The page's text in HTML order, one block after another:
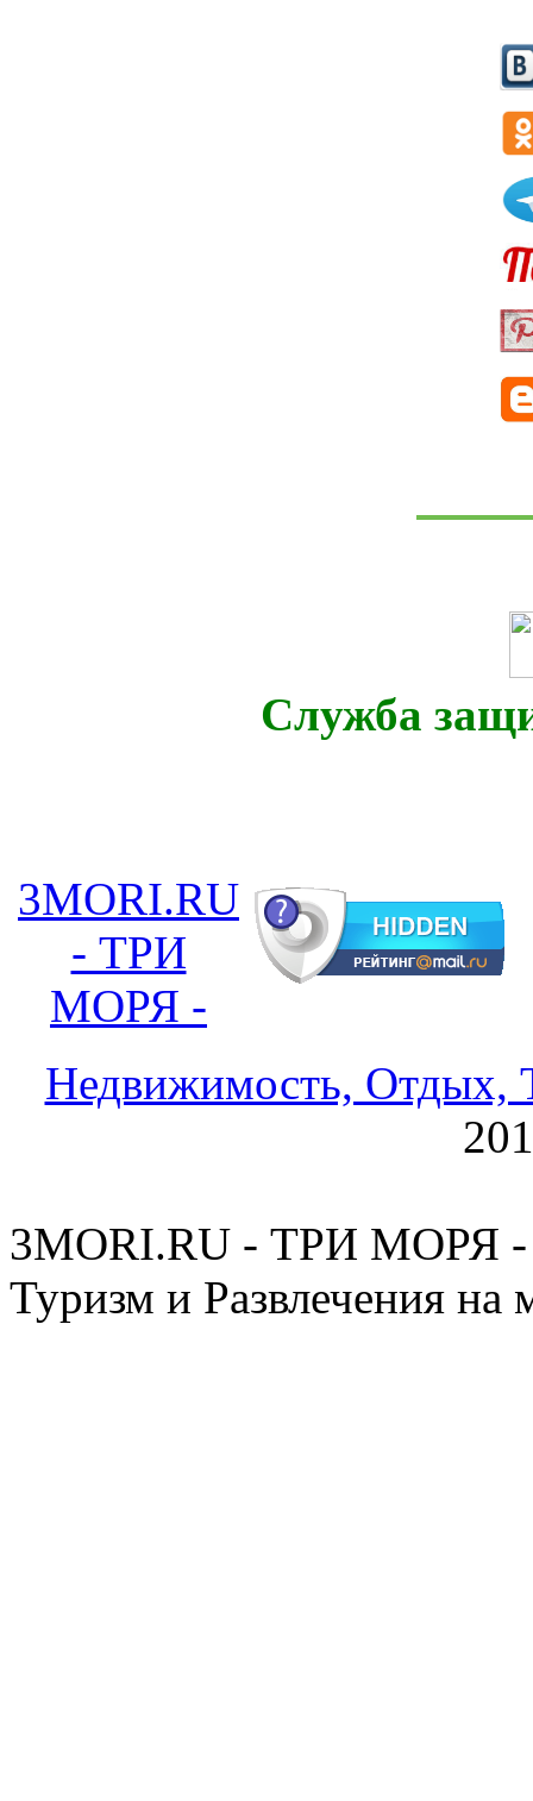
Служба
3MORI.RU
- ТРИ
МОРЯ -
Недвижимость, Отдых,
3MORI.RU - ТРИ МОРЯ -
Туризм и Развлечения на